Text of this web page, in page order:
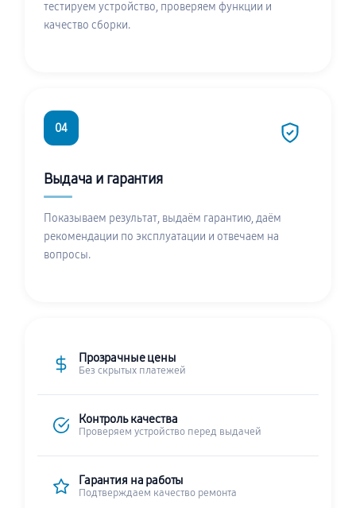
тестируем устройство, проверяем функции и
качество сборки.
04
Выдача и гарантия
Показываем результат, выдаём гарантию, даём
рекомендации по эксплуатации и отвечаем на
вопросы.
Прозрачные цены
Без скрытых платежей
Контроль качества
Проверяем устройство перед выдачей
Гарантия на работы
Подтверждаем качество ремонта